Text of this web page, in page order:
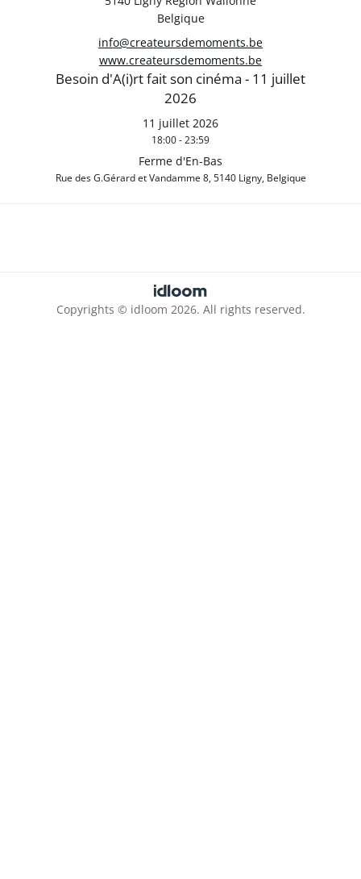
Belgique
info@createursdemoments.be
www.createursdemoments.be
Besoin d'A(i)rt fait son cinéma - 11 juillet
2026
11 juillet 2026
18:00 - 23:59
Ferme d'En-Bas
Rue des G.Gérard et Vandamme 8, 5140 Ligny, Belgique
Copyrights © idloom 2026. All rights reserved.